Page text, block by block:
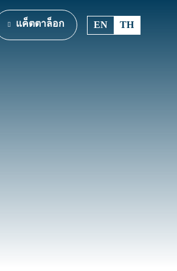
แค็ตตาล็อก EN TH